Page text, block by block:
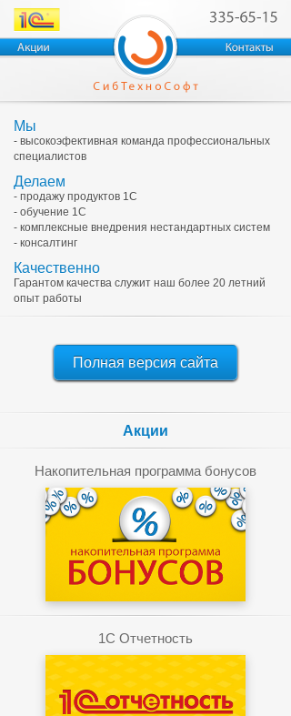
Мы
- высокоэфективная команда профессиональных
специалистов
Делаем
- продажу продуктов 1С
- обучение 1С
- комплексные внедрения нестандартных систем
- консалтинг
Качественно
Гарантом качества служит наш более 20 летний
опыт работы
Полная версия сайта
Акции
Накопительная программа бонусов
1C Отчетность